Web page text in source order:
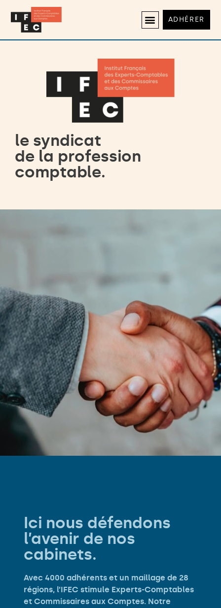
ADHÉRER
le syndicat
de la profession
comptable.
Ici nous défendons
l’avenir de nos
cabinets.
Avec 4000 adhérents et un maillage de 28
régions, l’IFEC stimule Experts-Comptables
et Commissaires aux Comptes. Notre